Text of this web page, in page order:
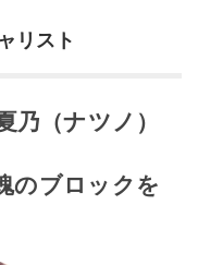
リスト
乃（ナツノ）
のブロックを